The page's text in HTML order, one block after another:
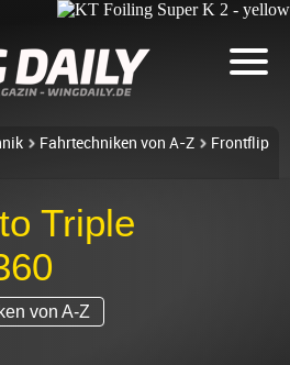
Fahrtechniken von A-Z
Frontflip
Triple
von A-Z